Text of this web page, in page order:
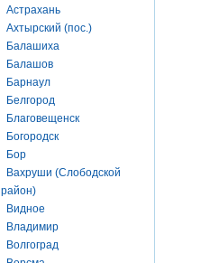
Астрахань
Ахтырский (пос.)
Балашиха
Балашов
Барнаул
Белгород
Благовещенск
Богородск
Бор
Вахруши (Слободской
район)
Видное
Владимир
Волгоград